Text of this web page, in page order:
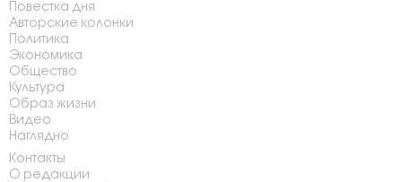
Повестка дня
Авторские колонки
Политика
Экономика
Общество
Культура
Образ жизни
Видео
Наглядно
Контакты
О редакции